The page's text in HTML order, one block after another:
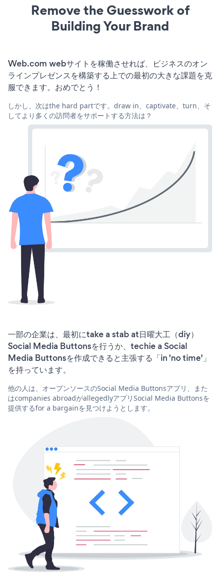
Remove the Guesswork of
Building Your Brand
Web.com webサイトを稼働させれば、ビジネスのオン
ラインプレゼンスを構築する上での最初の大きな課題を克
服できます。おめでとう！
しかし、次はthe hard partです。draw in、captivate、turn、そ
してより多くの訪問者をサポートする方法は？
一部の企業は、最初にtake a stab at日曜大工（diy）
Social Media Buttonsを行うか、techie a Social
Media Buttonsを作成できると主張する「in 'no time'」
を持っています。
他の人は、オープンソースのSocial Media Buttonsアプリ、また
はcompanies abroadがallegedlyアプリSocial Media Buttonsを
提供するfor a bargainを見つけようとします。